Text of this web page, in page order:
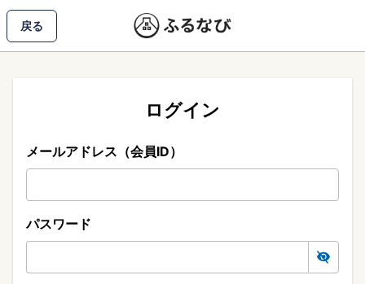
戻る
ログイン
メールアドレス（会員ID）
パスワード